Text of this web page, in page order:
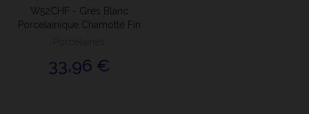
W52CHF - Grès Blanc
Porcelainique Chamotté Fin
33,96 €